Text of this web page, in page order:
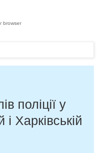
browser
поліції у
і Харківській